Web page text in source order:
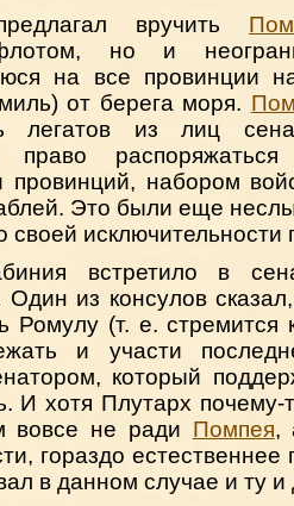
вручить
но и
на все провинции
от берега моря.
легатов из лиц
право распоряжаться
провинций, набором
Это были еще
своей исключительности
встретило в
Один из консулов
Ромулу (т. е. стремится
и участи
который
хотя Плутарх почему-
вовсе не ради Помпея,
гораздо естественнее
в данном случае и ту и